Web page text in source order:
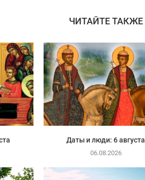
ЧИТАЙТЕ ТАКЖЕ
Даты и люди: 6 августа
06.08.2026